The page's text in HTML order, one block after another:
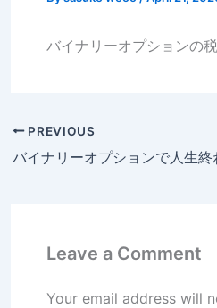
バイナリーオプションの
PREVIOUS
Leave a Comment
Your email address will